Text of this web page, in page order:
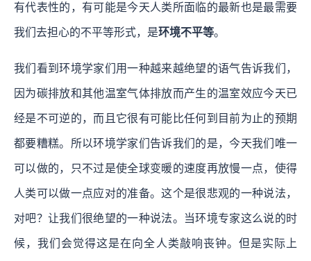
有代表性的，有可能是今天人类所面临的最新也是最需要
我们去担心的不平等形式，是环境不平等。
我们看到环境学家们用一种越来越绝望的语气告诉我们，
因为碳排放和其他温室气体排放而产生的温室效应今天已
经是不可逆的，而且它很有可能比任何到目前为止的预期
都要糟糕。所以环境学家们告诉我们的是，今天我们唯一
可以做的，只不过是使全球变暖的速度再放慢一点，使得
人类可以做一点应对的准备。这个是很悲观的一种说法，
对吧？让我们很绝望的一种说法。 当环境专家这么说的时
候，我们会觉得这是在向全人类敲响丧钟。但是实际上